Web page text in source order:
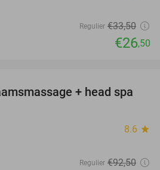
Regulier €33,50
€26,50
46%
+ head spa
8.6 star
Regulier €92,50